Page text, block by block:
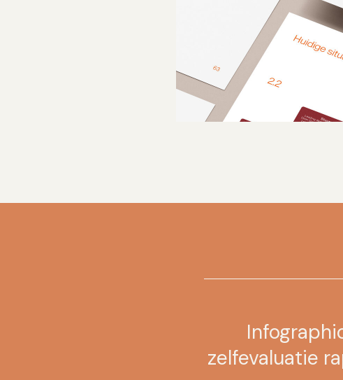
zelfevaluatie